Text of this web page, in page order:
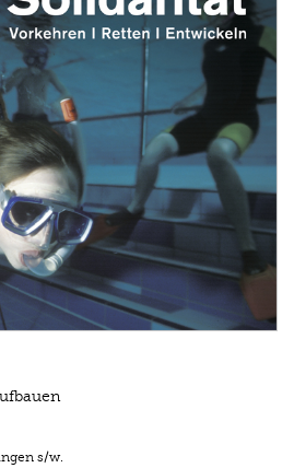
s/w.